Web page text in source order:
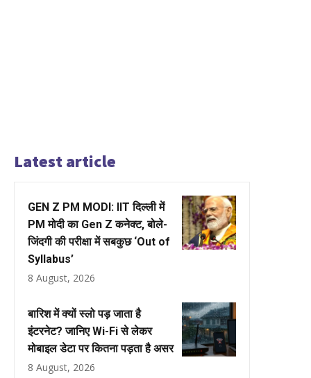
Latest article
GEN Z PM MODI: IIT दिल्ली में
PM मोदी का Gen Z कनेक्ट, बोले-
जिंदगी की परीक्षा में सबकुछ ‘Out of
Syllabus’
8 August, 2026
बारिश में क्यों स्लो पड़ जाता है
इंटरनेट? जानिए Wi-Fi से लेकर
मोबाइल डेटा पर कितना पड़ता है असर
8 August, 2026